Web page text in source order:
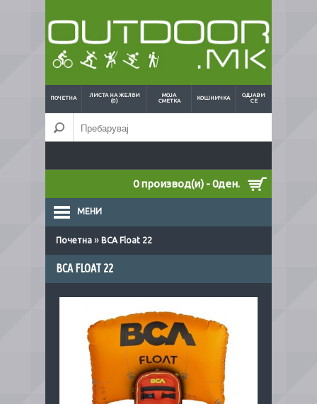
ПОЧЕТНА
ЛИСТА НА ЖЕЛБИ
(0)
МОЈА
СМЕТКА
КОШНИЧКА
ОДЈАВИ
СЕ
0 производ(и) - 0ден.
МЕНИ
Почетна » BCA Float 22
BCA FLOAT 22